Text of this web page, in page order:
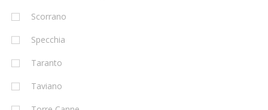
Scorrano
Specchia
Taranto
Taviano